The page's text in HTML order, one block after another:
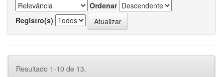
Ordenar
Registro(s)
Resultado 1-10 de 13.